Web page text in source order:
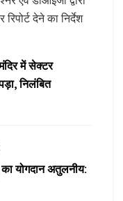
देने का निर्देश
में सेक्टर
निलंबित
योगदान अतुलनीय: